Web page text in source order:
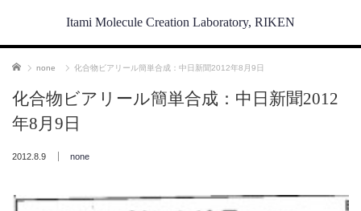
Itami Molecule Creation Laboratory, RIKEN
ホーム none 化合物ビアリール簡単合成：中日新聞2012年8月9日
化合物ビアリール簡単合成：中日新聞2012
年8月9日
2012.8.9 none